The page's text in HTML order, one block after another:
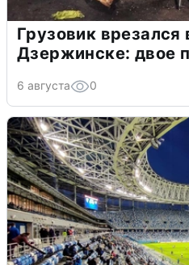
Грузовик врезался
Дзержинске: двое
6 августа 0